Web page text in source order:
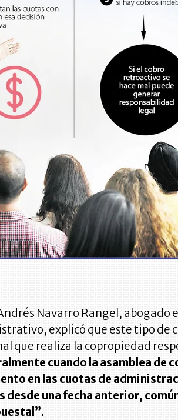
Navarro Rangel, abogado
explicó que este tipo de
que realiza la copropiedad
cuando la asamblea de
en las cuotas de
desde una fecha anterior,